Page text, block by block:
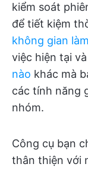
kiểm soát
để tiết kiệm
không gian
việc hiện tại
nào khác mà
các tính năng
nhóm.
Công cụ bạn
thân thiện với